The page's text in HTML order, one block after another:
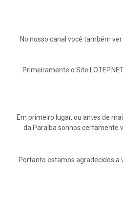
No nosso canal você também
Primeiramente o Site
Em primeiro lugar, ou antes de
da Paraíba sonhos certamente
Portanto estamos agradecidos a